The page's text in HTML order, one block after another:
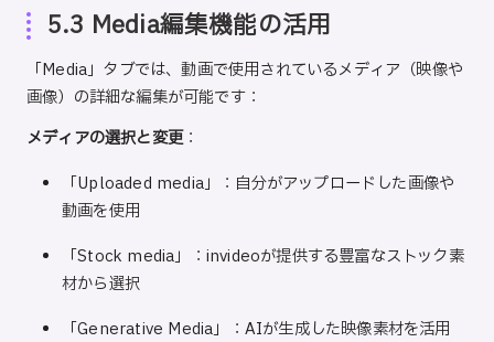
5.3 Media編集機能の活用
「Media」タブでは、動画で使用されているメディア（映像や
画像）の詳細な編集が可能です：
メディアの選択と変更：
「Uploaded media」：自分がアップロードした画像や
動画を使用
「Stock media」：invideoが提供する豊富なストック素
材から選択
「Generative Media」：AIが生成した映像素材を活用